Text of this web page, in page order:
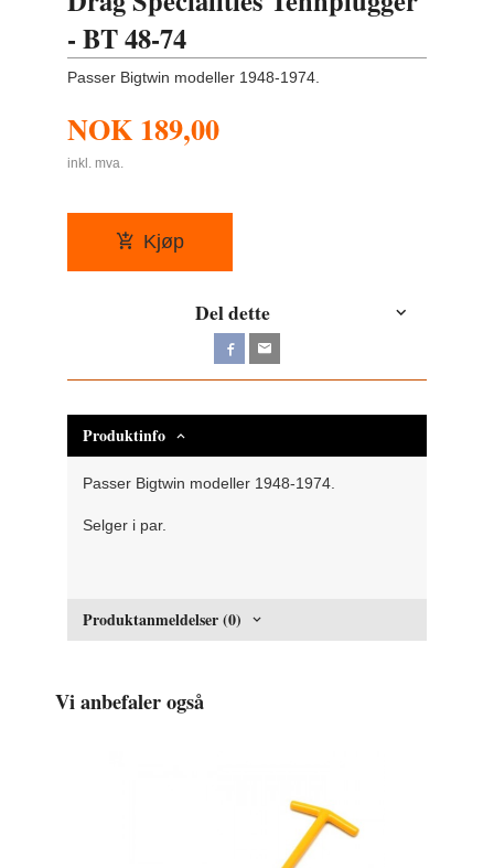
- BT 48-74
Passer Bigtwin modeller 1948-1974.
NOK 189,00
inkl. mva.
Kjøp
Del dette
Produktinfo
Passer Bigtwin modeller 1948-1974.
Selger i par.
Produktanmeldelser (0)
Vi anbefaler også